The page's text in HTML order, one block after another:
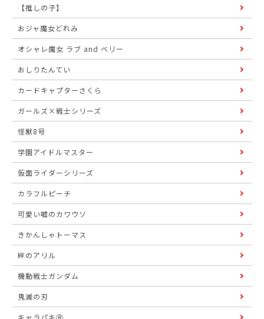
【推しの子】
おジャ魔女どれみ
オシャレ魔女 ラブ and ベリー
おしりたんてい
カードキャプターさくら
ガールズ×戦士シリーズ
怪獣8号
学園アイドルマスター
仮面ライダーシリーズ
カラフルピーチ
可愛い嘘のカワウソ
きかんしゃトーマス
絆のアリル
機動戦士ガンダム
鬼滅の刃